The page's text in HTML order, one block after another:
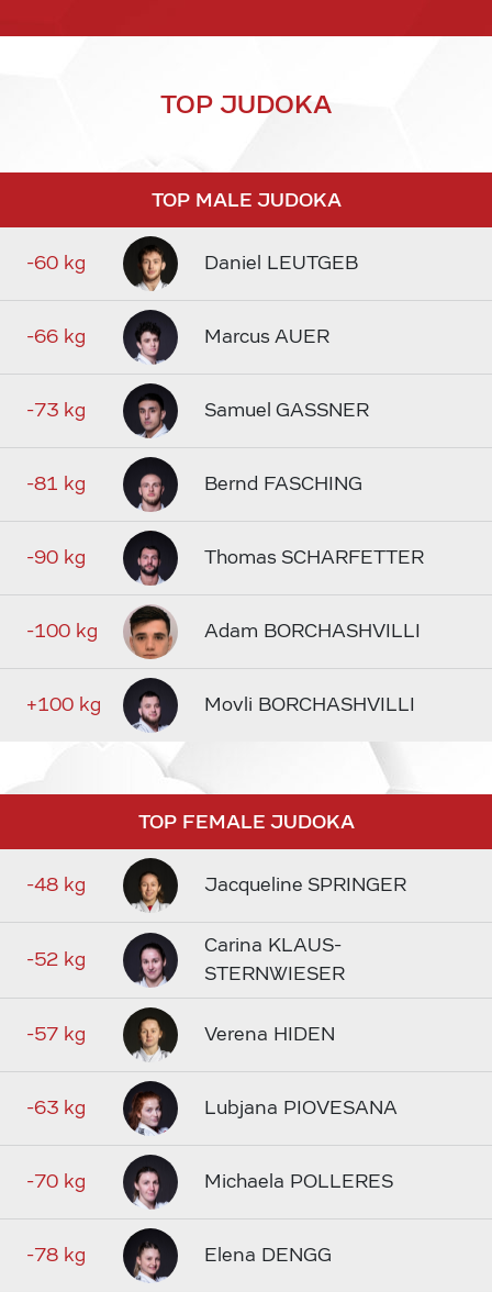
TOP JUDOKA
TOP MALE JUDOKA
-60 kg Daniel LEUTGEB
-66 kg Marcus AUER
-73 kg Samuel GASSNER
-81 kg Bernd FASCHING
-90 kg Thomas SCHARFETTER
-100 kg Adam BORCHASHVILLI
+100 kg Movli BORCHASHVILLI
TOP FEMALE JUDOKA
-48 kg Jacqueline SPRINGER
-52 kg
Carina KLAUS-
STERNWIESER
-57 kg Verena HIDEN
-63 kg Lubjana PIOVESANA
-70 kg Michaela POLLERES
-78 kg Elena DENGG